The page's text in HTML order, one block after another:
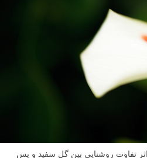
تفاوت روشنایی بین گل سفید و پس